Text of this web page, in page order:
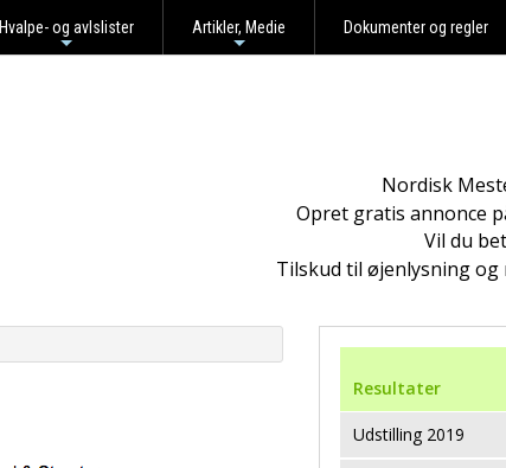
Hvalpe- og avlslister Artikler, Medie Dokumenter og regler
Nordisk
Opret gratis annonce
Vil du
Tilskud til øjenlysning
Resultater
Udstilling 2019